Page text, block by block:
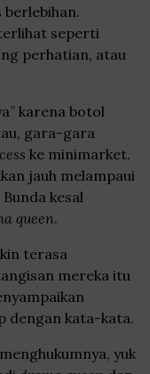
seperti
perhatian, atau
karena botol
gara-gara
ke minimarket.
jauh melampaui
kesal
queen.
terasa
mereka itu
dengan kata-kata.
yuk